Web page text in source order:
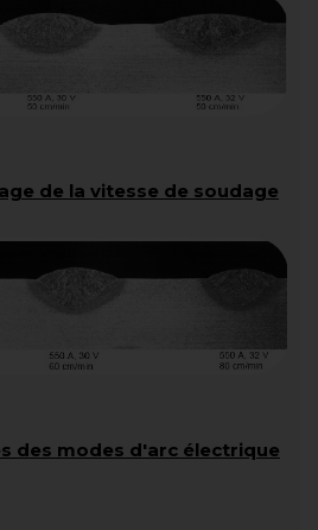
de la vitesse de soudage
des modes d'arc électrique